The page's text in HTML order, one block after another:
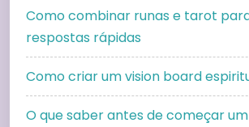
Como combinar runas e tarot
respostas rápidas
Como criar um vision board
O que saber antes de começar